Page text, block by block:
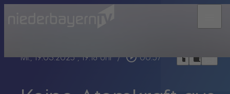
Mi., 19.03.2025, 19:18 Uhr / play_circle_outline 00:57 headphoneschrome_reader_modebookmark_border